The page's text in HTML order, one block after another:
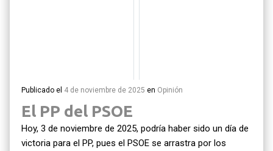
Publicado el 4 de noviembre de 2025 en Opinión
El PP del PSOE
Hoy, 3 de noviembre de 2025, podría haber sido un día de
victoria para el PP, pues el PSOE se arrastra por los